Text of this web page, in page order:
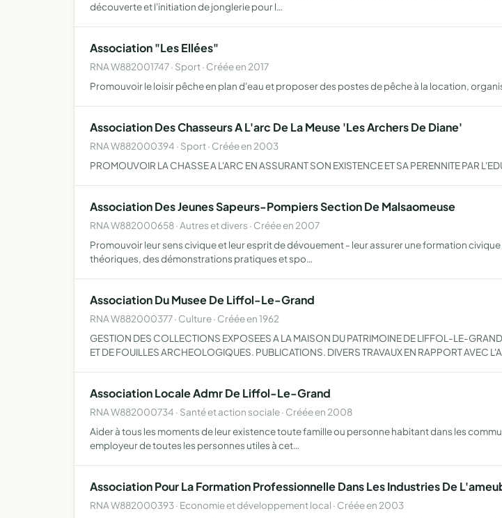
découverte et l'initiation de jonglerie pour l…
Association "Les Ellées"
RNA W882001747 · Sport · Créée en 2017
Promouvoir le loisir pêche en plan d'eau et proposer des postes de pêche à la location,
Association Des Chasseurs A L'arc De La Meuse 'Les Archers De Diane'
RNA W882000394 · Sport · Créée en 2003
PROMOUVOIR LA CHASSE A L'ARC EN ASSURANT SON EXISTENCE ET SA PERENNITE PAR
Association Des Jeunes Sapeurs-Pompiers Section De Malsaomeuse
RNA W882000658 · Autres et divers · Créée en 2007
Promouvoir leur sens civique et leur esprit de dévouement - leur assurer une formation
théoriques, des démonstrations pratiques et spo…
Association Du Musee De Liffol-Le-Grand
RNA W882000377 · Culture · Créée en 1962
GESTION DES COLLECTIONS EXPOSEES A LA MAISON DU PATRIMOINE DE LIFFOL-LE-
ET DE FOUILLES ARCHEOLOGIQUES. PUBLICATIONS. DIVERS TRAVAUX EN RAPPORT AVEC
Association Locale Admr De Liffol-Le-Grand
RNA W882000734 · Santé et action sociale · Créée en 2008
Aider à tous les moments de leur existence toute famille ou personne habitant dans les
employeur de toutes les personnes utiles à cet…
Association Pour La Formation Professionnelle Dans Les Industries De
RNA W882000393 · Economie et développement local · Créée en 2003